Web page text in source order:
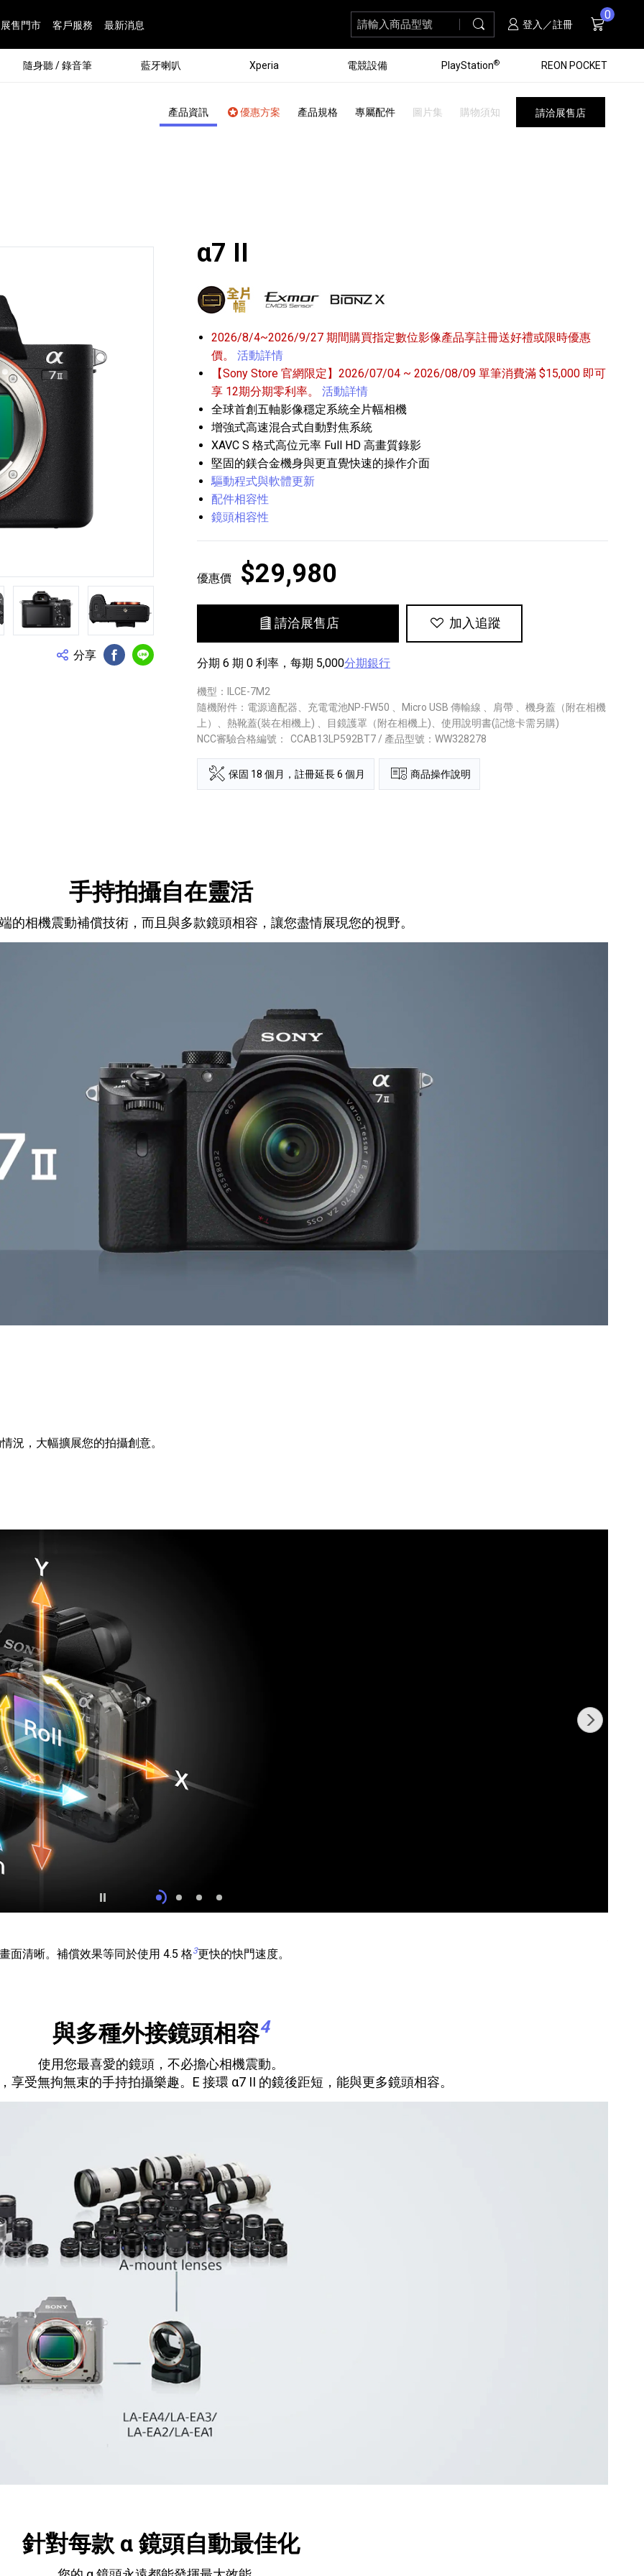
展售門市 客戶服務 最新消息 請輸入商品型號 搜尋 登入／註冊 購物車
0
項商品
BRAVIA 專屬配件 9 個產品 黑膠唱盤
器
頭 α 專屬配件 143 個產品 ZV 數位相機
風 / 收錄音組 數位攝影機 / 配件 33個產品 專業攝影器材
隨身聽 / 錄音筆
專屬配件 錄音筆 / 配件 7 個產品
藍牙喇叭 Xperia
用配件
電競設備
電競耳機 INZONE 電競周邊 7 個產品
PlayStation® REON POCKET
產品資訊 優惠方案 產品規格 專屬配件 圖片集 購物須知 請洽展售店
第5張 第6張
分享
FB分享Line分享
α7 II
2026/8/4~2026/9/27 期間購買指定數位影像產品享註冊送好禮或限時優惠
價。
活動詳情
【Sony Store 官網限定】2026/07/04 ~ 2026/08/09 單筆消費滿 $15,000 即可
享 12期分期零利率。
活動詳情
全球首創五軸影像穩定系統全片幅相機
增強式高速混合式自動對焦系統
XAVC S 格式高位元率 Full HD 高畫質錄影
堅固的鎂合金機身與更直覺快速的操作介面
驅動程式與軟體更新
配件相容性
鏡頭相容性
優惠價 $29,980
請洽展售店 加入追蹤
分期 6 期 0 利率，每期 5,000分期銀行
機型：ILCE-7M2
隨機附件：電源適配器、充電電池NP-FW50 、Micro USB 傳輸線 、肩帶 、機身蓋（附在相機
上）、熱靴蓋(裝在相機上) 、目鏡護罩（附在相機上)、使用說明書(記憶卡需另購)
NCC審驗合格編號：
CCAB13LP592BT7 / 產品型號：WW328278
保固 18 個月，註冊延長 6 個月 商品操作說明
手持拍攝自在靈活
的相機震動補償技術，而且與多款鏡頭相容，讓您盡情展現您的視野。
況，大幅擴展您的拍攝創意。
面清晰。補償效果等同於使用 4.5 格3更快的快門速度。
與多種外接鏡頭相容4
使用您最喜愛的鏡頭，不必擔心相機震動。
享受無拘無束的手持拍攝樂趣。E 接環 α7 II 的鏡後距短，能與更多鏡頭相容。
針對每款 α 鏡頭自動最佳化